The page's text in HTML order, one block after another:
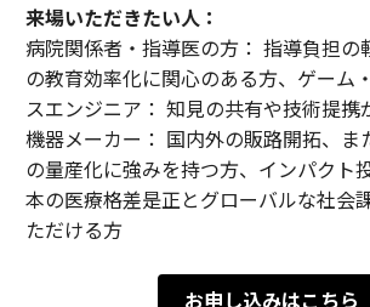
来場いただきたい人：
病院関係者・指導医の方： 指導負担の
の教育効率化に関心のある方、ゲーム
スエンジニア： 知見の共有や技術提携
機器メーカー： 国内外の販路開拓、ま
の量産化に強みを持つ方、インパクト
本の医療格差是正とグローバルな社会
ただける方
お申し込みはこちら